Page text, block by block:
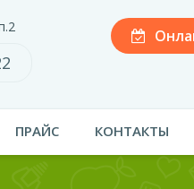
ПРАЙС КОНТАКТЫ